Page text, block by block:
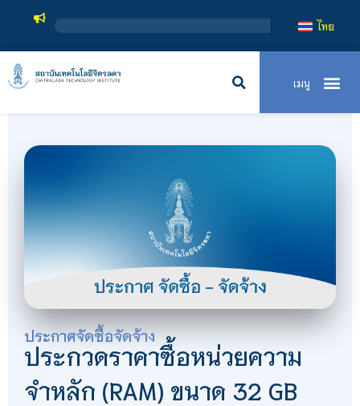
สถาบันเทค
ไทย
ประกาศจัดซื้อจัดจ้าง
ประกวดราคาซื้อหน่วยความ
จำหลัก (RAM) ขนาด 32 GB